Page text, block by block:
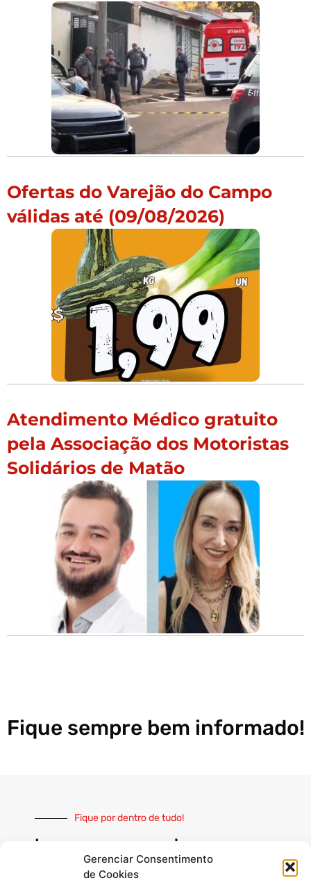
Gerenciar Consentimento
de Cookies
Ofertas do Varejão do Campo
válidas até (09/08/2026)
Atendimento Médico gratuito
pela Associação dos Motoristas
Solidários de Matão
Fique sempre bem informado!
Fique por dentro de tudo!
Inscreva-se e receba nossas
notícias sempre atualizadas